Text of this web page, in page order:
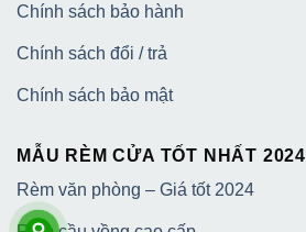
Chính sách bảo hành
Chính sách đổi / trả
Chính sách bảo mật
MẪU RÈM CỬA TỐT NHẤT 2024
Rèm văn phòng – Giá tốt 2024